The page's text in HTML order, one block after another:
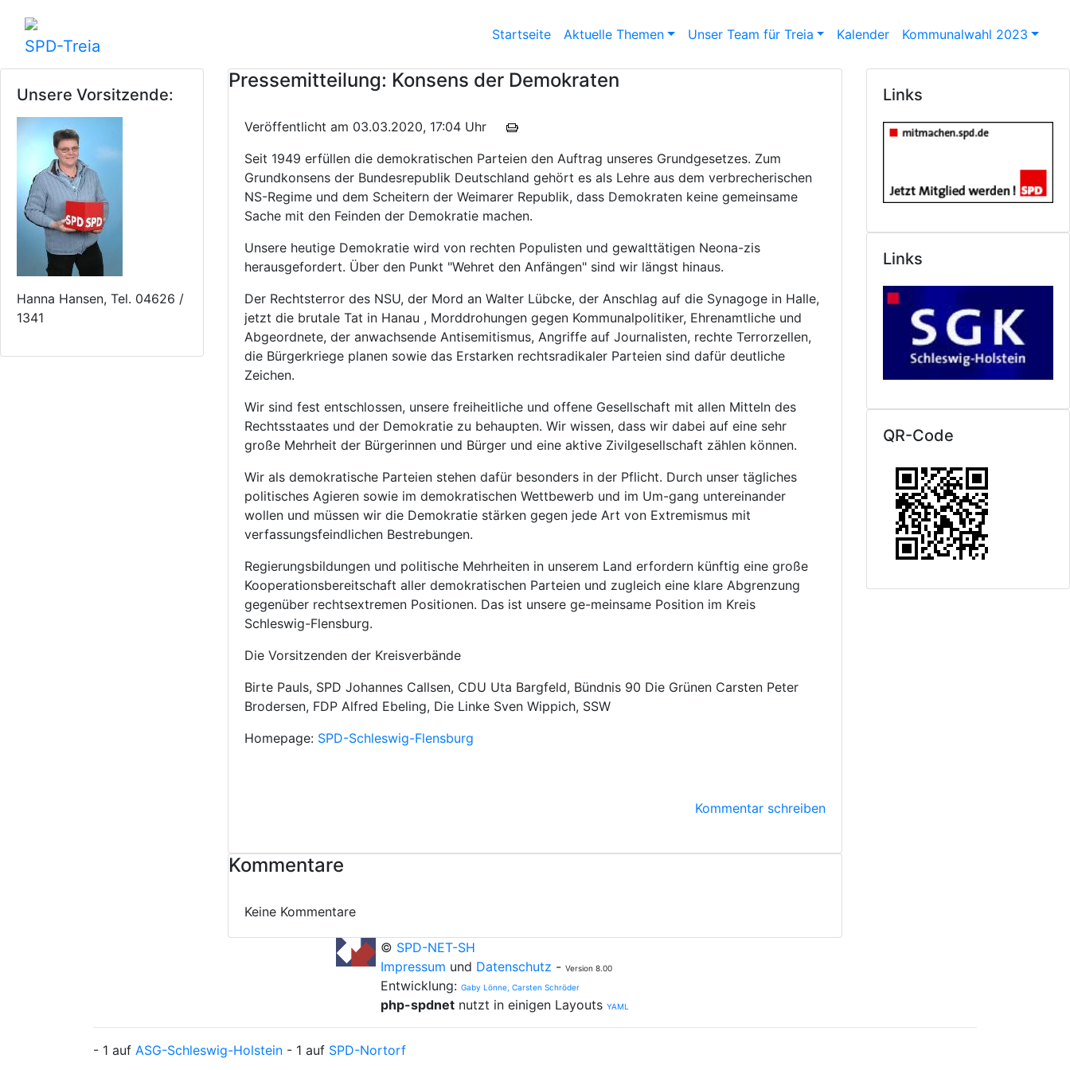
SPD-Treia
Startseite Aktuelle Themen Unser Team für Treia Kalender Kommunalwahl 2023
Unsere Vorsitzende:
Hanna Hansen, Tel. 04626 /
1341
Pressemitteilung: Konsens der Demokraten
Veröffentlicht am 03.03.2020, 17:04 Uhr
Seit 1949 erfüllen die demokratischen Parteien den Auftrag unseres Grundgesetzes. Zum
Grundkonsens der Bundesrepublik Deutschland gehört es als Lehre aus dem verbrecherischen
NS-Regime und dem Scheitern der Weimarer Republik, dass Demokraten keine gemeinsame
Sache mit den Feinden der Demokratie machen.
Unsere heutige Demokratie wird von rechten Populisten und gewalttätigen Neona-zis
herausgefordert. Über den Punkt "Wehret den Anfängen" sind wir längst hinaus.
Der Rechtsterror des NSU, der Mord an Walter Lübcke, der Anschlag auf die Synagoge in Halle,
jetzt die brutale Tat in Hanau , Morddrohungen gegen Kommunalpolitiker, Ehrenamtliche und
Abgeordnete, der anwachsende Antisemitismus, Angriffe auf Journalisten, rechte Terrorzellen,
die Bürgerkriege planen sowie das Erstarken rechtsradikaler Parteien sind dafür deutliche
Zeichen.
Wir sind fest entschlossen, unsere freiheitliche und offene Gesellschaft mit allen Mitteln des
Rechtsstaates und der Demokratie zu behaupten. Wir wissen, dass wir dabei auf eine sehr
große Mehrheit der Bürgerinnen und Bürger und eine aktive Zivilgesellschaft zählen können.
Wir als demokratische Parteien stehen dafür besonders in der Pflicht. Durch unser tägliches
politisches Agieren sowie im demokratischen Wettbewerb und im Um-gang untereinander
wollen und müssen wir die Demokratie stärken gegen jede Art von Extremismus mit
verfassungsfeindlichen Bestrebungen.
Regierungsbildungen und politische Mehrheiten in unserem Land erfordern künftig eine große
Kooperationsbereitschaft aller demokratischen Parteien und zugleich eine klare Abgrenzung
gegenüber rechtsextremen Positionen. Das ist unsere ge-meinsame Position im Kreis
Schleswig-Flensburg.
Die Vorsitzenden der Kreisverbände
Birte Pauls, SPD Johannes Callsen, CDU Uta Bargfeld, Bündnis 90 Die Grünen Carsten Peter
Brodersen, FDP Alfred Ebeling, Die Linke Sven Wippich, SSW
Homepage: SPD-Schleswig-Flensburg
Kommentar schreiben
Kommentare
Keine Kommentare
Links
Links
QR-Code
© SPD-NET-SH
Impressum und Datenschutz - Version 8.00
Entwicklung: Gaby Lönne, Carsten Schröder
php-spdnet nutzt in einigen Layouts YAML
- 1 auf ASG-Schleswig-Holstein - 1 auf SPD-Nortorf